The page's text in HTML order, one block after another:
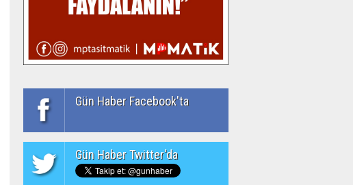
Gün Haber Facebook'ta
Gün Haber Twitter'da